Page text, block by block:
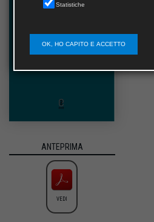
ANTEPRIMA
VEDI
Statistiche
OK, HO CAPITO E ACCETTO